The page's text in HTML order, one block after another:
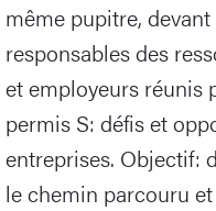
même pupitre,
responsables des
et employeurs réunis
permis S: défis et
entreprises. Objectif:
le chemin parcouru